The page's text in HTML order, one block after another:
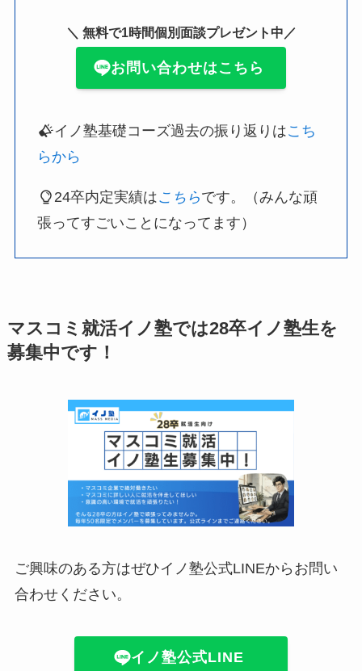
＼ 無料で1時間個別面談プレゼント中／
お問い合わせはこちら
イノ塾基礎コーズ過去の振り返りはこち
らから
24卒内定実績はこちらです。（みんな頑
張ってすごいことになってます）
マスコミ就活イノ塾では28卒イノ塾生を
募集中です！
ご興味のある方はぜひイノ塾公式LINEからお問い
合わせください。
イノ塾公式LINE